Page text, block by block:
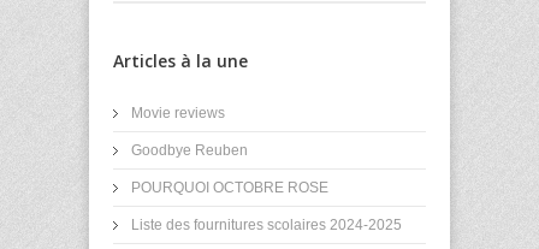
Articles à la une
Movie reviews
Goodbye Reuben
POURQUOI OCTOBRE ROSE
Liste des fournitures scolaires 2024-2025